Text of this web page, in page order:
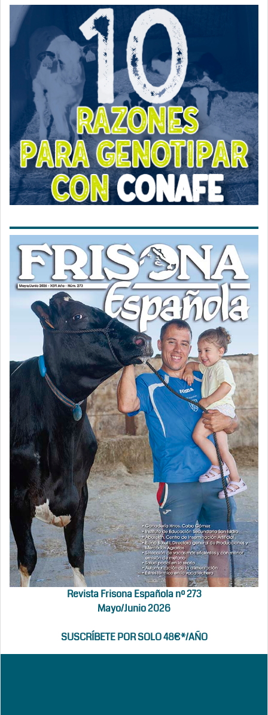
Revista Frisona Española nº 273
Mayo/Junio 2026
SUSCRÍBETE POR SOLO 48€*/AÑO